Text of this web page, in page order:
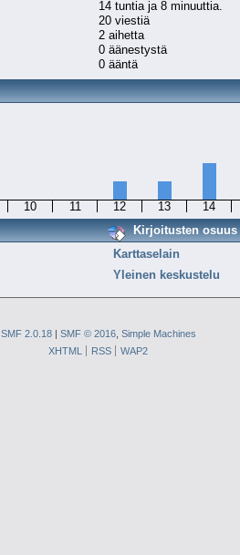
14 tuntia ja 8 minuuttia.
20 viestiä
2 aihetta
0 äänestystä
0 ääntä
10 11 12 13 14
Kirjoitusten
Karttaselain
Yleinen keskustelu
SMF 2.0.18 | SMF © 2016 Simple Machines
XHTML
RSS WAP2